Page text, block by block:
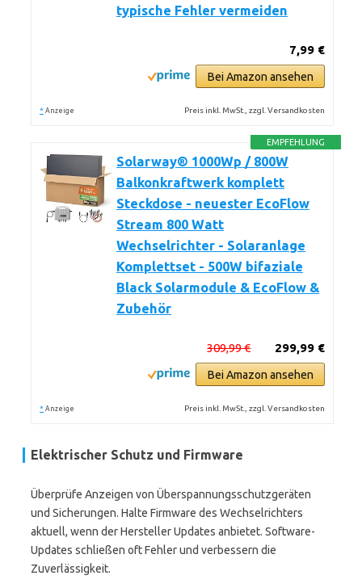
typische Fehler vermeiden
7,99 €
Bei Amazon ansehen
* Anzeige Preis inkl. MwSt., zzgl. Versandkosten
EMPFEHLUNG
Solarway® 1000Wp / 800W
Balkonkraftwerk komplett
Steckdose - neuester EcoFlow
Stream 800 Watt
Wechselrichter - Solaranlage
Komplettset - 500W bifaziale
Black Solarmodule & EcoFlow &
Zubehör
299,99 €
309,99 €
Bei Amazon ansehen
* Anzeige Preis inkl. MwSt., zzgl. Versandkosten
Elektrischer Schutz und Firmware
Überprüfe Anzeigen von Überspannungsschutzgeräten
und Sicherungen. Halte Firmware des Wechselrichters
aktuell, wenn der Hersteller Updates anbietet. Software-
Updates schließen oft Fehler und verbessern die
Zuverlässigkeit.